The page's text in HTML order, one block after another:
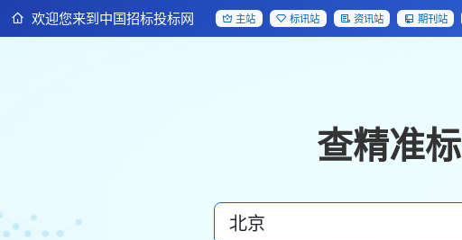
欢迎您来到中国招标投标网 主站 标讯站 资讯站 期刊站
查精准